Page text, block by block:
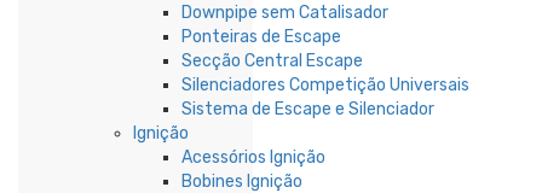
Downpipe sem Catalisador
Ponteiras de Escape
Secção Central Escape
Silenciadores Competição Universais
Sistema de Escape e Silenciador
Ignição
Acessórios Ignição
Bobines Ignição